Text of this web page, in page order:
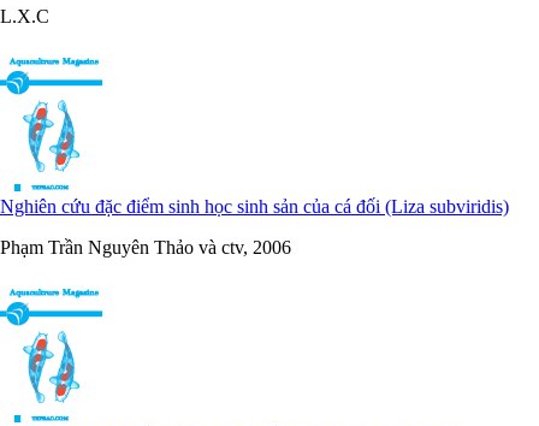
L.X.C
Nghiên cứu đặc điểm sinh học sinh sản của cá đối (Liza subviridis)
Phạm Trần Nguyên Thảo và ctv, 2006